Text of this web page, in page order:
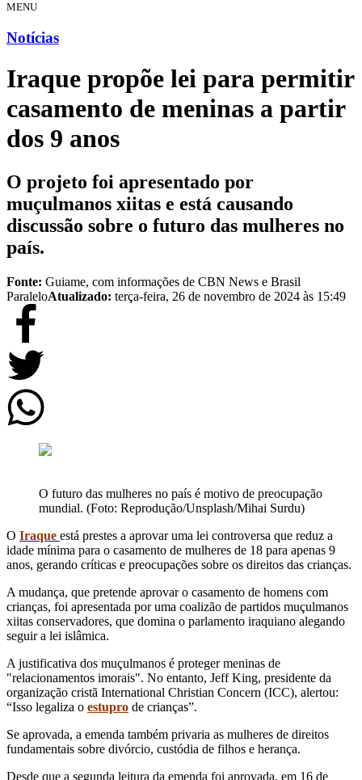
MENU
Notícias
Iraque propõe lei para permitir
casamento de meninas a partir
dos 9 anos
O projeto foi apresentado por
muçulmanos xiitas e está causando
discussão sobre o futuro das mulheres no
país.
Fonte: Guiame, com informações de CBN News e Brasil
ParaleloAtualizado: terça-feira, 26 de novembro de 2024 às 15:49
O futuro das mulheres no país é motivo de preocupação
mundial. (Foto: Reprodução/Unsplash/Mihai Surdu)
O Iraque está prestes a aprovar uma lei controversa que reduz a
idade mínima para o casamento de mulheres de 18 para apenas 9
anos, gerando críticas e preocupações sobre os direitos das crianças.
A mudança, que pretende aprovar o casamento de homens com
crianças, foi apresentada por uma coalizão de partidos muçulmanos
xiitas conservadores, que domina o parlamento iraquiano alegando
seguir a lei islâmica.
A justificativa dos muçulmanos é proteger meninas de
"relacionamentos imorais". No entanto, Jeff King, presidente da
organização cristã International Christian Concern (ICC), alertou:
“Isso legaliza o estupro de crianças”.
Se aprovada, a emenda também privaria as mulheres de direitos
fundamentais sobre divórcio, custódia de filhos e herança.
Desde que a segunda leitura da emenda foi aprovada, em 16 de